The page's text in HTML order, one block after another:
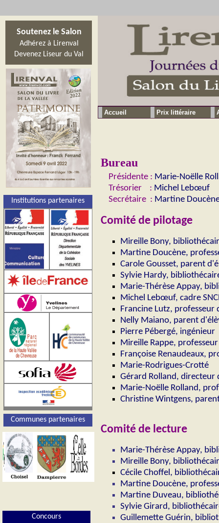
Bureau
Présidente : Marie-Noëlle
Trésorier : Michel Lebœuf
Secrétaire : Martine
Comité de pilotage
Mireille Bony,
Martine Doucène,
Carole Gousset, parent
Sylvie Hardy,
Marie-Thérèse Appay,
Michel Lebœuf, cadre
Francine Lutz, professeur
Nelly Maiano, parent
Pierre Pébergé, ingénieur
Mireille Rappe, professeur
Françoise Renaudeaux,
Marie-Rodrigues-Crotté
Gérard Rolland, directeur
Marie-Noëlle Rolland,
Christine Wintgens,
Comité de lecture
Marie-Thérèse Appay,
Mireille Bony,
Cécile Choffel,
Martine Doucène,
Martine Duveau,
Sylvie Girard,
Guillemette Guérin,
Accueil Prix littéraire
Soutenez le Salon
Adhérez à Lirenval
Devenez Liseur du Val
Concours
Institutions partenaires
Communes partenaires